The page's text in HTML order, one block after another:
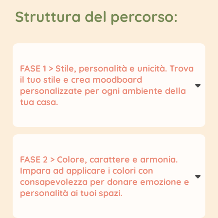
Struttura del percorso:
FASE 1 > Stile, personalità e unicità. Trova
il tuo stile e crea moodboard
personalizzate per ogni ambiente della
tua casa.
di arredo e la tua prima moodboard”.Scopri
moodboard personalizzata e metti a fuoco la
direzione per arredare i tuoi spazi con
consapevolezza e senza errori. In questa fase, ti
guiderò attraverso tutti i passaggi per definire un
FASE 2 > Colore, carattere e armonia.
Impara ad applicare i colori con
consapevolezza per donare emozione e
personalità ai tuoi spazi.